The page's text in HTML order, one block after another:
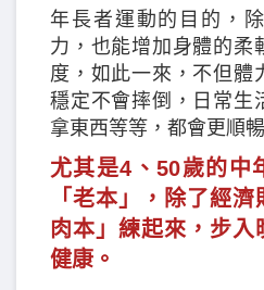
年長者運動的目的，
力，也能增加身體的柔
度，如此一來，不但體
穩定不會摔倒，日常生
拿東西等等，都會更順
尤其是4、50歲的中
「老本」，除了經
肉本」練起來，步
健康。